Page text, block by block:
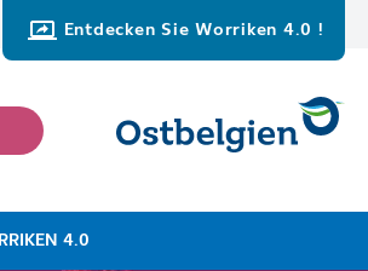
Entdecken Sie Worriken 4.0 !
4.0